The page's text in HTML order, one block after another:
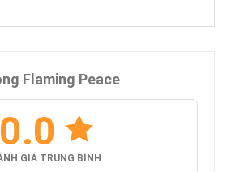
Flaming Peace
0.0
GIÁ TRUNG BÌNH